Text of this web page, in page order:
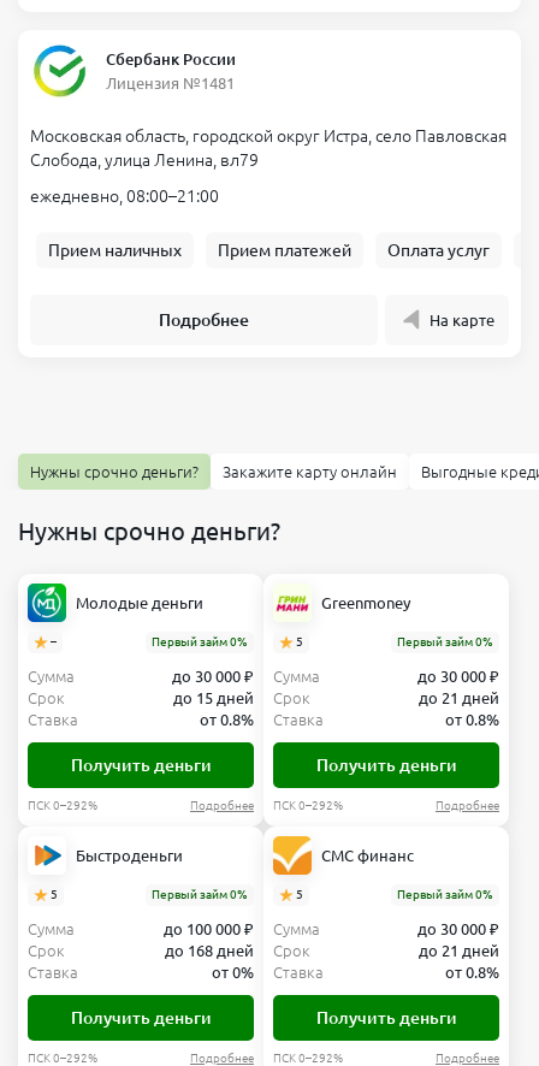
Сбербанк России
Лицензия №1481
Московская область, городской округ Истра, село Павловская
Слобода, улица Ленина, вл79
ежедневно, 08:00–21:00
Прием наличных Прием платежей Оплата услуг
Подробнее На карте
Нужны срочно деньги? Закажите карту онлайн Выгодные
Нужны срочно деньги?
Молодые деньги
– Первый займ 0%
Сумма
до 30 000 ₽
Срок
до 15 дней
Ставка
от 0.8%
Получить деньги
ПСК 0–292% Подробнее
Greenmoney
5 Первый займ 0%
Сумма
до 30 000 ₽
Срок
до 21 дней
Ставка
от 0.8%
Получить деньги
ПСК 0–292% Подробнее
Быстроденьги
5 Первый займ 0%
Сумма
до 100 000 ₽
Срок
до 168 дней
Ставка
от 0%
Получить деньги
ПСК 0–292% Подробнее
СМС финанс
5 Первый займ 0%
Сумма
до 30 000 ₽
Срок
до 21 дней
Ставка
от 0.8%
Получить деньги
ПСК 0–292% Подробнее